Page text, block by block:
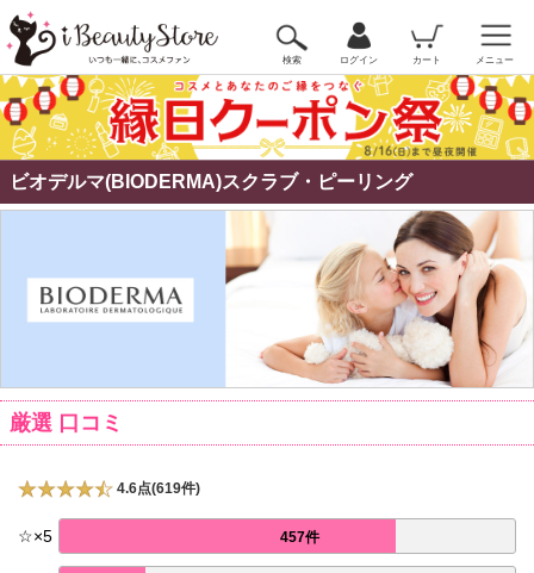
検索 ログイン カート メニュー
ビオデルマ(BIODERMA)スクラブ・ピーリング
厳選 口コミ
4.6点(619件)
☆×5 457件